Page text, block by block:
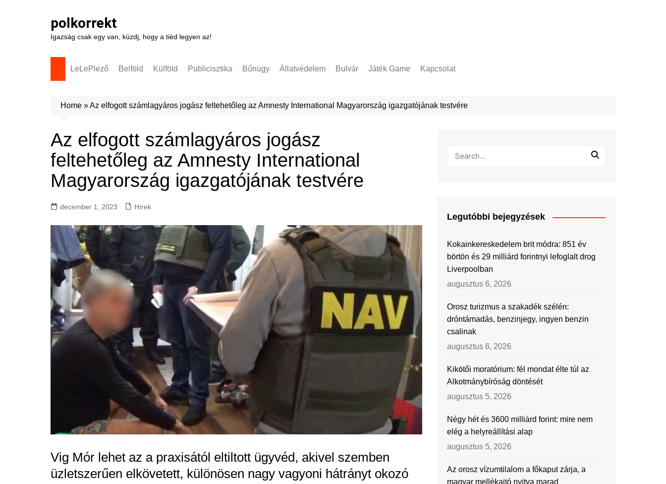
polkorrekt
Igazság csak egy van, küzdj, hogy a tiéd legyen az!
LeLePlező Belföld Külföld Publicisztika Bűnügy Állatvédelem Bulvár Játék Game Kapcsolat
Home »Az elfogott számlagyáros jogász feltehetőleg az Amnesty International Magyarország igazgatójának testvére
Az elfogott számlagyáros jogász
feltehetőleg az Amnesty International
Magyarország igazgatójának testvére
december 1, 2023 Hírek
Vig Mór lehet az a praxisától eltiltott ügyvéd, akivel szemben
üzletszerűen elkövetett, különösen nagy vagyoni hátrányt okozó
Legutóbbi bejegyzések
Kokainkereskedelem brit módra: 851 év
börtön és 29 milliárd forintnyi lefoglalt drog
Liverpoolban
augusztus 6, 2026
Orosz turizmus a szakadék szélén:
dróntámadás, benzinjegy, ingyen benzin
csalinak
augusztus 6, 2026
Kikötői moratórium: fél mondat élte túl az
Alkotmánybíróság döntését
augusztus 5, 2026
Négy hét és 3600 milliárd forint: mire nem
elég a helyreállítási alap
augusztus 5, 2026
Az orosz vízumtilalom a főkaput zárja, a
magyar mellékajtó nyitva marad